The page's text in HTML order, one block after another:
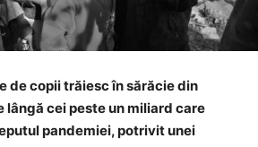
de copii trăiesc în sărăcie din
lângă cei peste un miliard care
pandemiei, potrivit unei